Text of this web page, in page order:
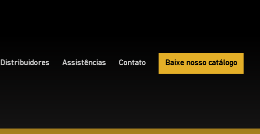
Distribuidores Assistências Contato Baixe nosso catálogo